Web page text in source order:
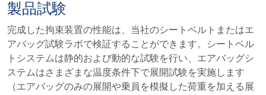
製品試験
完成した拘束装置の性能は、当社のシートベルトまたはエ
アバッグ試験ラボで検証することができます。シートベル
トシステムは静的および動的な試験を行い、エアバッグシ
ステムはさまざまな温度条件下で展開試験を実施します
（エアバッグのみの展開や乗員を模擬した荷重を加える展